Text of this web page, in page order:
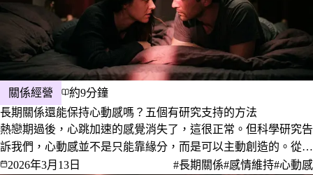
關係經營
約9分鐘
長期關係還能保持心動感嗎？五個有研究支持的方法
熱戀期過後，心跳加速的感覺消失了，這很正常。但科學研究告
訴我們，心動感並不是只能靠緣分，而是可以主動創造的。從神
經化學到行為心理學，這篇文章帶你看懂長期關係為什麼會「退
2026年3月13日 #長期關係#感情維持#心動感